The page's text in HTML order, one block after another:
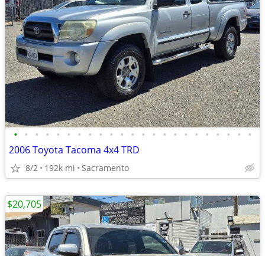
• • • • • • • • • • • • • • • • • • • • • • •
2006 Toyota Tacoma 4x4 TRD
8/2 192k mi Sacramento
$20,705